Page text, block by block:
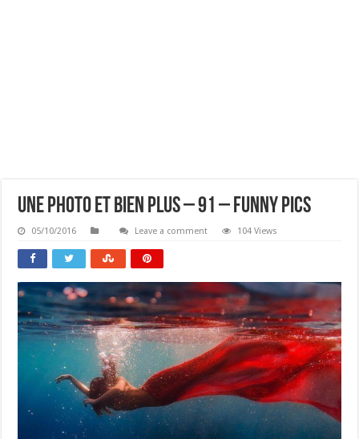
Une Photo Et Bien Plus – 91 – Funny Pics
05/10/2016 Leave a comment 104 Views